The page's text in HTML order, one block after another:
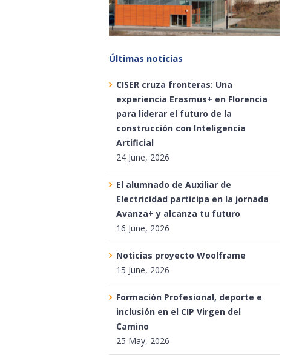
Últimas noticias
CISER cruza fronteras: Una
experiencia Erasmus+ en Florencia
para liderar el futuro de la
construcción con Inteligencia
Artificial
24 June, 2026
El alumnado de Auxiliar de
Electricidad participa en la jornada
Avanza+ y alcanza tu futuro
16 June, 2026
Noticias proyecto Woolframe
15 June, 2026
Formación Profesional, deporte e
inclusión en el CIP Virgen del
Camino
25 May, 2026